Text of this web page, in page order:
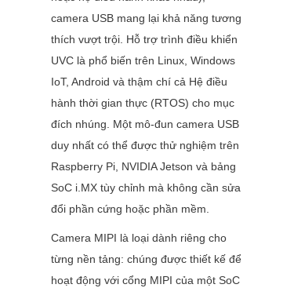
camera USB mang lại khả năng tương
thích vượt trội. Hỗ trợ trình điều khiển
UVC là phổ biến trên Linux, Windows
IoT, Android và thậm chí cả Hệ điều
hành thời gian thực (RTOS) cho mục
đích nhúng. Một mô-đun camera USB
duy nhất có thể được thử nghiệm trên
Raspberry Pi, NVIDIA Jetson và bảng
SoC i.MX tùy chỉnh mà không cần sửa
đổi phần cứng hoặc phần mềm.
Camera MIPI là loại dành riêng cho
từng nền tảng: chúng được thiết kế để
hoạt động với cổng MIPI của một SoC